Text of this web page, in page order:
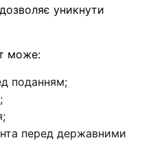
уникнути
може:
поданням;
перед державними